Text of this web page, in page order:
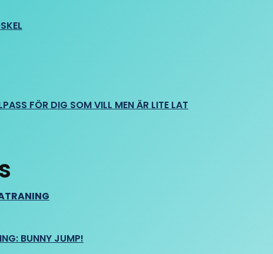
FÖR DIG SOM VILL MEN ÄR LITE LAT
BUNNY JUMP!